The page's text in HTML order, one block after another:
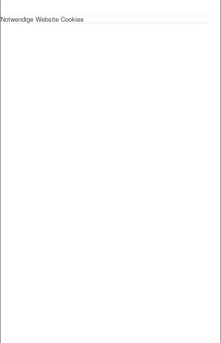
Notwendige Website Cookies